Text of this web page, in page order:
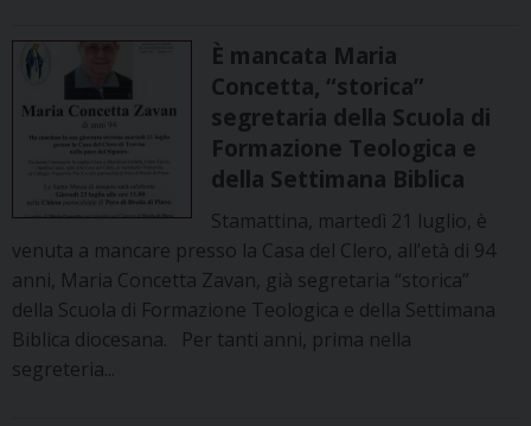
È mancata Maria
Concetta, “storica”
segretaria della Scuola di
Formazione Teologica e
della Settimana Biblica
Stamattina, martedì 21 luglio, è
venuta a mancare presso la Casa del Clero, all’età di 94
anni, Maria Concetta Zavan, già segretaria “storica”
della Scuola di Formazione Teologica e della Settimana
Biblica diocesana. Per tanti anni, prima nella
segreteria...